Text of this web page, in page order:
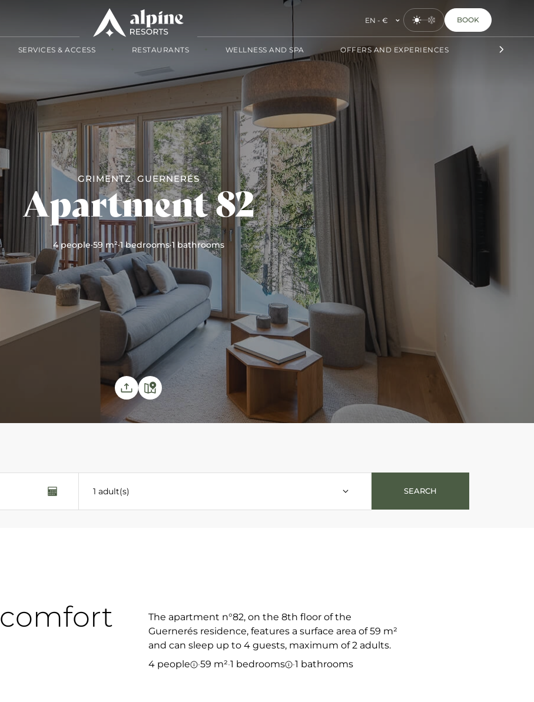
EN - € BOOK
SERVICES & ACCESS RESTAURANTS WELLNESS AND SPA OFFERS AND EXPERIENCES
GRIMENTZ GUERNERÉS
Apartment 82
4 people·59 m²·1 bedrooms·1 bathrooms
1 adult(s) SEARCH
comfort
The apartment n°82, on the 8th floor of the
Guernerés residence, features a surface area of 59 m²
and can sleep up to 4 guests, maximum of 2 adults.
4 people
·59 m²·1 bedrooms ·1 bathrooms